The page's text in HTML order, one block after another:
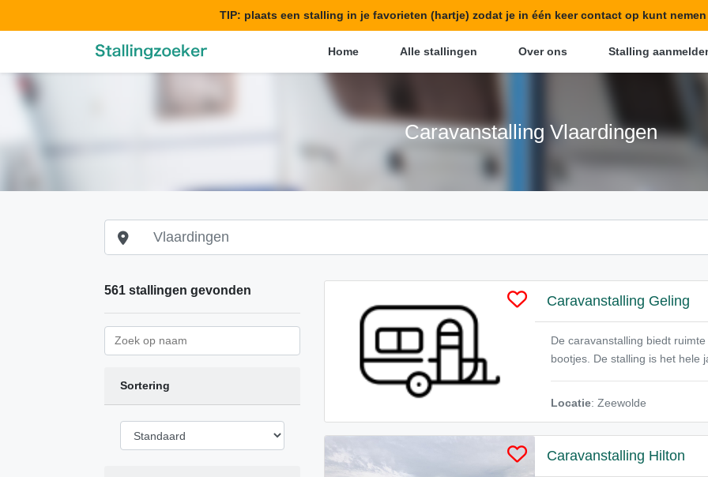
TIP: plaats een stalling in je favorieten (hartje) zodat je in één keer contact op kunt
Home Alle stallingen Over ons Stalling
Caravanstalling Vlaardingen
561 stallingen gevonden
Sortering
Caravanstalling Geling
De caravanstalling biedt
bootjes. De stalling is het hele
Locatie: Zeewolde
Caravanstalling Hilton